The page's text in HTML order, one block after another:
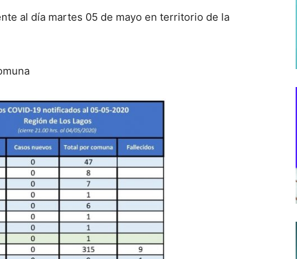
al día martes 05 de mayo en territorio de la